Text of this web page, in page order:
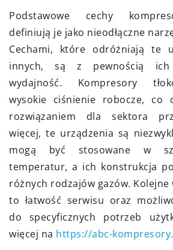
Podstawowe cechy
definiują je jako nieodłączne
Cechami, które odróżniają te
innych, są z pewnością ich
wydajność. Kompresory
wysokie ciśnienie robocze, co
rozwiązaniem dla sektora
więcej, te urządzenia są
mogą być stosowane w
temperatur, a ich konstrukcja
różnych rodzajów gazów.
to łatwość serwisu oraz
do specyficznych potrzeb
więcej na https://abc-